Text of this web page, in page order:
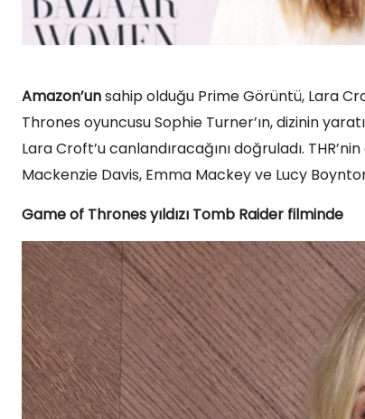
Amazon’unsahip olduğu Prime Görüntü, Lara
Thrones oyuncusu Sophie Turner’ın, dizinin
Lara Croft’u canlandıracağını doğruladı.
Mackenzie Davis, Emma Mackey ve Lucy
Game of Thrones yıldızı Tomb Raider filminde